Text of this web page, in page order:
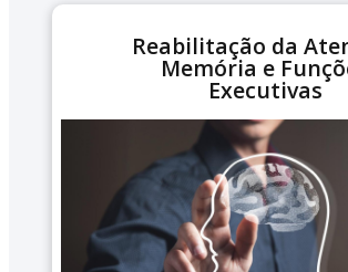
Reabilitação da
Memória e
Executivas